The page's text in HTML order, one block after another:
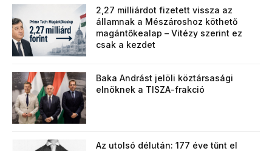
2,27 milliárdot fizetett vissza az
államnak a Mészároshoz köthető
magántőkealap – Vitézy szerint ez
csak a kezdet
Baka Andrást jelöli köztársasági
elnöknek a TISZA-frakció
Az utolsó délután: 177 éve tűnt el